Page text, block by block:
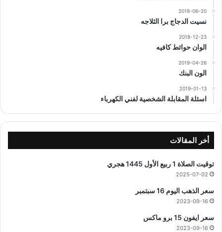
2018-06-20
نسيت الدجاج برا الثلاجه
2018-12-23
الوان حوائط كافيه
2019-04-26
الون البنك
2019-01-13
اسئلة المقابلة الشخصية لفني الكهرباء
أخر المقالات
توقيت الصلاة 1 ربيع الأول 1445 هجري
2025-07-02
سعر الذهب اليوم 16 سبتمبر
2023-09-16
سعر ايفون 15 برو ماكس
2023-09-16